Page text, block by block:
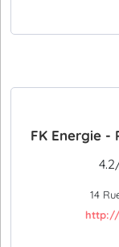
FK Energie -
14